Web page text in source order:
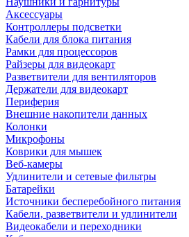
Аксессуары
Контроллеры подсветки
Кабели для блока питания
Рамки для процессоров
Райзеры для видеокарт
Разветвители для вентиляторов
Держатели для видеокарт
Периферия
Внешние накопители данных
Колонки
Микрофоны
Коврики для мышек
Веб-камеры
Удлинители и сетевые фильтры
Батарейки
Источники бесперебойного питания
Кабели, разветвители и удлинители
Видеокабели и переходники